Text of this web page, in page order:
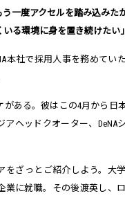
う一度アクセルを踏み込みた
いる環境に身を置き続けたい」
本社で採用人事を務めてい
がある。彼はこの4月から日
アヘッドクオーター、DeNA
をざっとご紹介しよう。大
業に就職。その後渡英し、